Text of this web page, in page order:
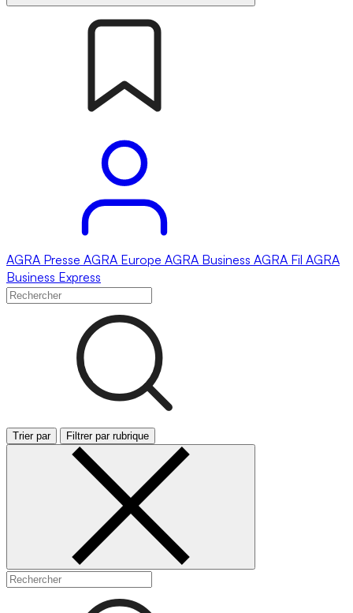
AGRA Presse AGRA Europe AGRA Business AGRA Fil AGRA
Business Express
Trier par Filtrer par rubrique